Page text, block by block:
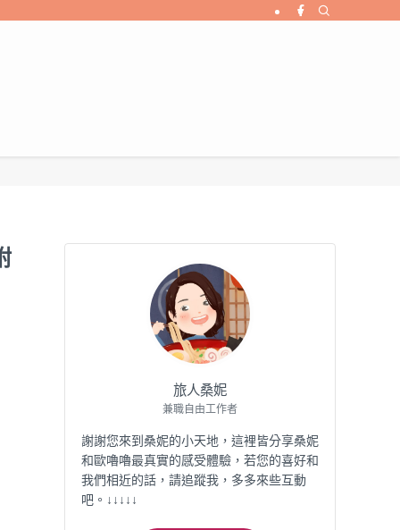
旅人桑妮
兼職自由工作者
謝謝您來到桑妮的小天地，這裡皆分享桑妮
和歐嚕嚕最真實的感受體驗，若您的喜好和
我們相近的話，請追蹤我，多多來些互動
吧。↓↓↓↓↓